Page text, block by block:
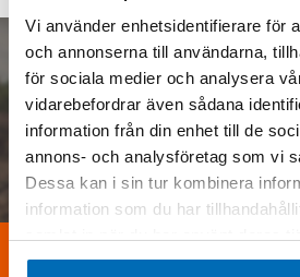
Vi använder enhetsidentifierare för
och annonserna till användarna,
för sociala medier och analysera
vidarebefordrar även sådana
information från din enhet till de
annons- och analysföretag som vi
Dessa kan i sin tur kombinera
information som du har